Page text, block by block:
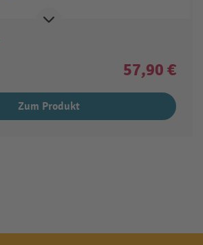
57,90 €
Zum Produkt